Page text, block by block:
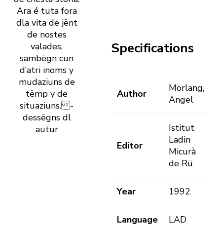
Ara é tuta fora
dla vita de jënt
de nostes
valades,
sambëgn cun
d’atri inoms y
mudaziuns de
tëmp y de
situaziuns. -
dessëgns dl
autur
Specifications
Author
Morlang,
Angel
Editor
Istitut
Ladin
Micurà
de Rü
Year 1992
Language LAD